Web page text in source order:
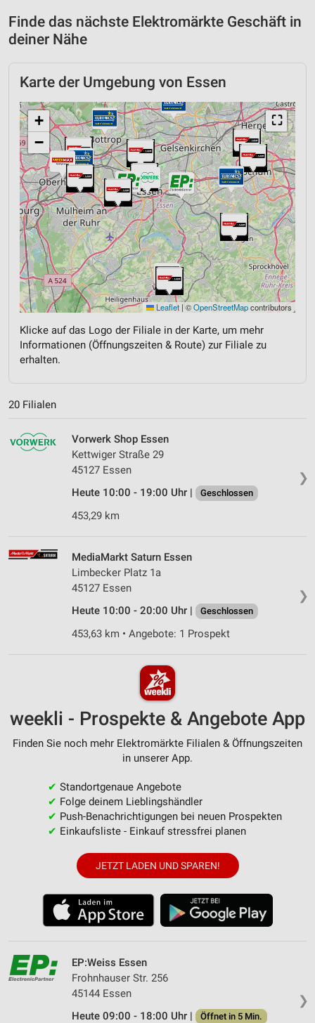
Finde das nächste Elektromärkte Geschäft in
deiner Nähe
Karte der Umgebung von Essen
⛶
+
−
Leaflet | ©OpenStreetMapcontributors
Klicke auf das Logo der Filiale in der Karte, um mehr
Informationen (Öffnungszeiten & Route) zur Filiale zu
erhalten.
20 Filialen
❯
Vorwerk Shop Essen
Kettwiger Straße 29
45127 Essen
Heute 10:00 - 19:00 Uhr |
Geschlossen
453,29 km
❯
MediaMarkt Saturn Essen
Limbecker Platz 1a
45127 Essen
Heute 10:00 - 20:00 Uhr |
Geschlossen
453,63 km • Angebote: 1 Prospekt
weekli - Prospekte & Angebote App
Finden Sie noch mehr Elektromärkte Filialen & Öffnungszeiten
in unserer App.
✔ Standortgenaue Angebote
✔ Folge deinem Lieblingshändler
✔ Push-Benachrichtigungen bei neuen Prospekten
✔ Einkaufsliste - Einkauf stressfrei planen
JETZT LADEN UND SPAREN!
❯
EP:Weiss Essen
Frohnhauser Str. 256
45144 Essen
Heute 09:00 - 18:00 Uhr |
Öffnet in 5 Min.